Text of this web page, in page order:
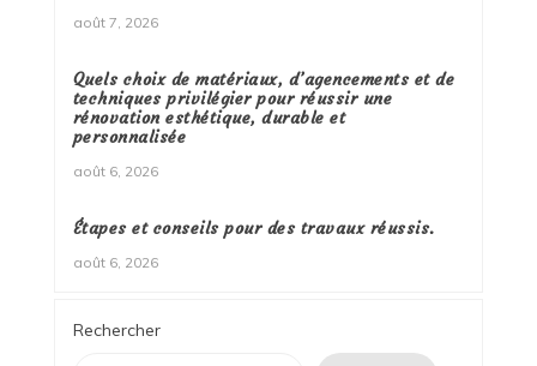
août 7, 2026
Quels choix de matériaux, d’agencements et de
techniques privilégier pour réussir une
rénovation esthétique, durable et
personnalisée
août 6, 2026
Étapes et conseils pour des travaux réussis.
août 6, 2026
Rechercher